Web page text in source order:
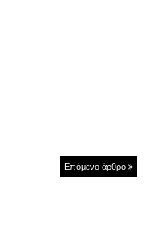
Επόμενο άρθρο